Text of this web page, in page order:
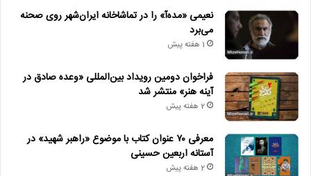
جشنواره_شهروند
لاهیجان
نعیمی «مده‌آ» را در تماشاخانه ایران‌شهر روی صحنه
می‌برد
1 هفته پیش
فراخوان دومین رویداد بین‌المللی «وعده صادق در
آینه هنر» منتشر شد
2 هفته پیش
معرفی ۷۰ عنوان کتاب با موضوع «راهبر شهید» در
آستانه اربعین حسینی
2 هفته پیش